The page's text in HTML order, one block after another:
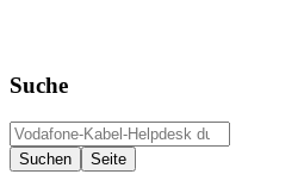
Suche